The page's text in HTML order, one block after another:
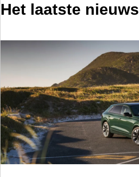
Het laatste nieuws